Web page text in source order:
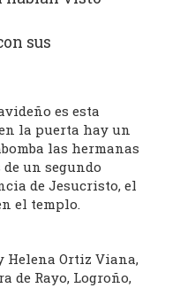
sus
es esta
la puerta hay un
las hermanas
un segundo
de Jesucristo, el
el templo.
Helena Ortiz Viana,
de Rayo, Logroño,